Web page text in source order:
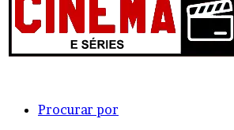
Procurar por